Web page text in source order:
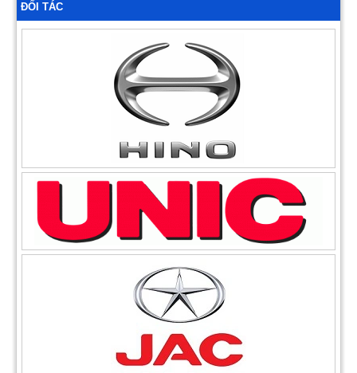
ĐỐI TÁC